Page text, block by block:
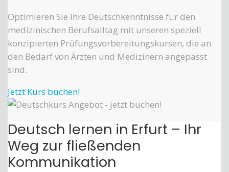
Optimieren Sie Ihre Deutschkenntnisse für den
medizinischen Berufsalltag mit unseren speziell
konzipierten Prüfungsvorbereitungskursen, die an
den Bedarf von Ärzten und Medizinern angepasst
sind.
Jetzt Kurs buchen!
Deutsch lernen in Erfurt – Ihr
Weg zur fließenden
Kommunikation